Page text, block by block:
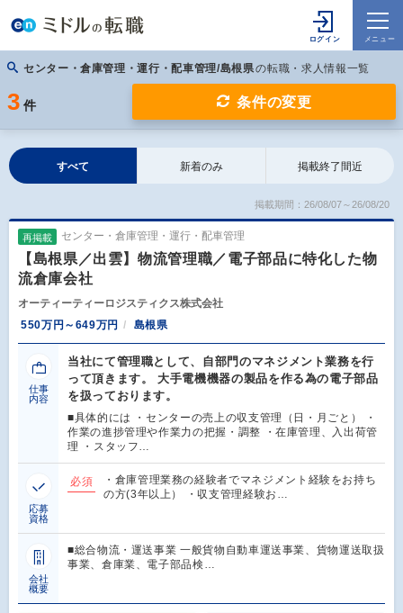
センター・倉庫管理・運行・配車管理/島根県の転職・求人情報一覧
3 件 条件の変更
すべて 新着のみ 掲載終了間近
掲載期間：26/08/07～26/08/20
再掲載 センター・倉庫管理・運行・配車管理
【島根県／出雲】物流管理職／電子部品に特化した物
流倉庫会社
オーティーティーロジスティクス株式会社
550万円～649万円
島根県
仕事
内容
当社にて管理職として、自部門のマネジメント業務を行
って頂きます。 大手電機機器の製品を作る為の電子部品
を扱っております。
■具体的には ・センターの売上の収支管理（日・月ごと） ・
作業の進捗管理や作業力の把握・調整 ・在庫管理、入出荷管
理 ・スタッフ…
応募
資格
必須
・倉庫管理業務の経験者でマネジメント経験をお持ち
の方(3年以上） ・収支管理経験お…
会社
概要
■総合物流・運送事業 一般貨物自動車運送事業、貨物運送取扱
事業、倉庫業、電子部品検…